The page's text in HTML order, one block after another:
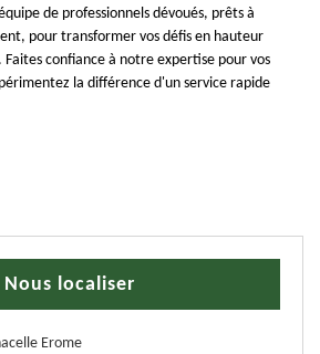
de professionnels dévoués, prêts à
pour transformer vos défis en hauteur
Faites confiance à notre expertise pour vos
la différence d'un service rapide
Nous localiser
Erome